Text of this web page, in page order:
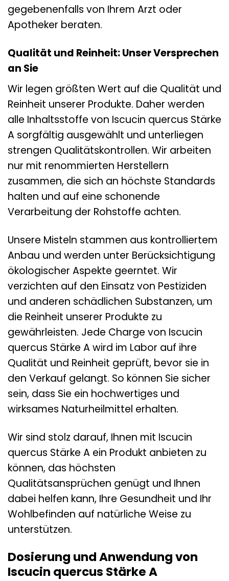
gegebenenfalls von Ihrem Arzt oder
Apotheker beraten.
Qualität und Reinheit: Unser Versprechen
an Sie
Wir legen größten Wert auf die Qualität und
Reinheit unserer Produkte. Daher werden
alle Inhaltsstoffe von Iscucin quercus Stärke
A sorgfältig ausgewählt und unterliegen
strengen Qualitätskontrollen. Wir arbeiten
nur mit renommierten Herstellern
zusammen, die sich an höchste Standards
halten und auf eine schonende
Verarbeitung der Rohstoffe achten.
Unsere Misteln stammen aus kontrolliertem
Anbau und werden unter Berücksichtigung
ökologischer Aspekte geerntet. Wir
verzichten auf den Einsatz von Pestiziden
und anderen schädlichen Substanzen, um
die Reinheit unserer Produkte zu
gewährleisten. Jede Charge von Iscucin
quercus Stärke A wird im Labor auf ihre
Qualität und Reinheit geprüft, bevor sie in
den Verkauf gelangt. So können Sie sicher
sein, dass Sie ein hochwertiges und
wirksames Naturheilmittel erhalten.
Wir sind stolz darauf, Ihnen mit Iscucin
quercus Stärke A ein Produkt anbieten zu
können, das höchsten
Qualitätsansprüchen genügt und Ihnen
dabei helfen kann, Ihre Gesundheit und Ihr
Wohlbefinden auf natürliche Weise zu
unterstützen.
Dosierung und Anwendung von
Iscucin quercus Stärke A